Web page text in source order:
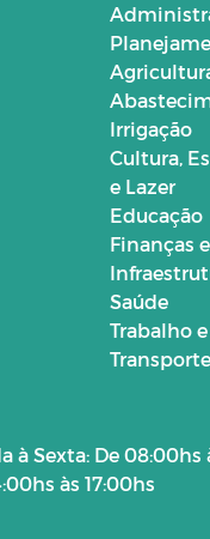
Irrigação
Cultura,
e Lazer
Educação
Finanças
Saúde
Trabalho
Transporte
à Sexta: De 08:00hs
às 17:00hs